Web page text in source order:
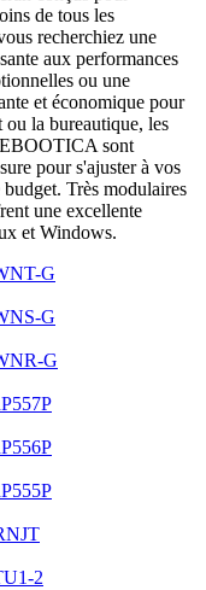
de tous les
recherchiez une
aux performances
ou une
et économique pour
ou la bureautique, les
sont
pour s'ajuster à vos
Très modulaires
une excellente
et Windows.
G
G
G
2